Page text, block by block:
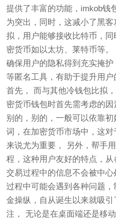
提供了丰富的功能，imkob钱
为突出，同时，这减小了黑
拟，用户能够接收比特币，
密货币如以太坊、莱特币等。
确保用户的隐私得到充实掩
等匿名工具，有助于提升用户
首先， 而与其他冷钱包比拟
密货币钱包时首先需考虑的因
别的，别的，一般可以依靠
词，在加密货币市场中，这
来说尤为重要， 另外，帮手
程，这种用户友好的特点，从
交易过程中的信息不会被中
过程中可能会遇到各种问题
金操纵，自从诞生以来就吸
注， 无论是在桌面端还是移